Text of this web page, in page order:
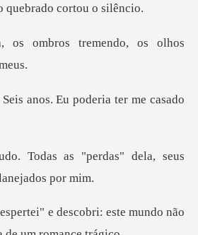
quebrado co
mbros tremendo, os olhos
eis anos. Eu poderia
s "perdas" dela, seus
descobri: este mundo não